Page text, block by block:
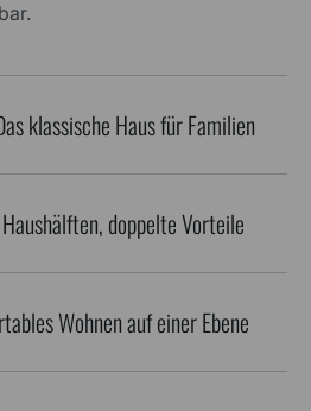
klassische Haus für Familien
doppelte Vorteile
Wohnen auf einer Ebene